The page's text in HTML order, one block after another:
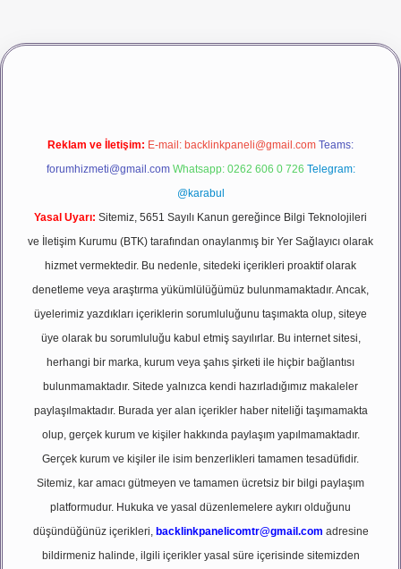
girişbetexper
Reklam ve İletişim: E-mail: backlinkpaneli@gmail.com Teams:
forumhizmeti@gmail.com Whatsapp: 0262 606 0 726 Telegram:
@karabul
Yasal Uyarı: Sitemiz, 5651 Sayılı Kanun gereğince Bilgi Teknolojileri
ve İletişim Kurumu (BTK) tarafından onaylanmış bir Yer Sağlayıcı olarak
hizmet vermektedir. Bu nedenle, sitedeki içerikleri proaktif olarak
denetleme veya araştırma yükümlülüğümüz bulunmamaktadır. Ancak,
üyelerimiz yazdıkları içeriklerin sorumluluğunu taşımakta olup, siteye
üye olarak bu sorumluluğu kabul etmiş sayılırlar. Bu internet sitesi,
herhangi bir marka, kurum veya şahıs şirketi ile hiçbir bağlantısı
bulunmamaktadır. Sitede yalnızca kendi hazırladığımız makaleler
paylaşılmaktadır. Burada yer alan içerikler haber niteliği taşımamakta
olup, gerçek kurum ve kişiler hakkında paylaşım yapılmamaktadır.
Gerçek kurum ve kişiler ile isim benzerlikleri tamamen tesadüfidir.
Sitemiz, kar amacı gütmeyen ve tamamen ücretsiz bir bilgi paylaşım
platformudur. Hukuka ve yasal düzenlemelere aykırı olduğunu
düşündüğünüz içerikleri, backlinkpanelicomtr@gmail.com adresine
bildirmeniz halinde, ilgili içerikler yasal süre içerisinde sitemizden